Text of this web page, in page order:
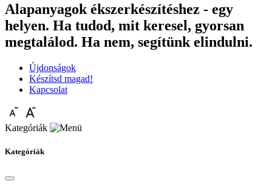
Alapanyagok ékszerkészítéshez - egy
helyen. Ha tudod, mit keresel, gyorsan
megtalálod. Ha nem, segítünk elindulni.
Újdonságok
Készítsd magad!
Kapcsolat
Kategóriák
Kategóriák